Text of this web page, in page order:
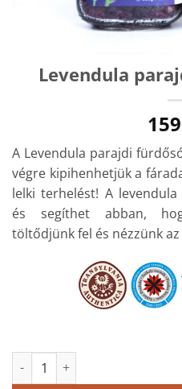
Levendula
A Levendula parajdi
végre kipihenhetjük a
lelki terhelést! A
és segíthet abban,
töltődjünk fel és nézzünk
Levendula parajdi fürdősó 360